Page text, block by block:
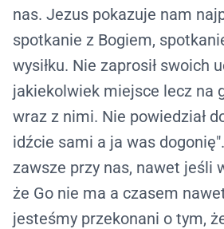
nas. Jezus pokazuje nam
spotkanie z Bogiem,
wysiłku. Nie zaprosił swoich
jakiekolwiek miejsce lecz na
wraz z nimi. Nie powiedział
idźcie sami a ja was
zawsze przy nas, nawet jeśli
że Go nie ma a czasem
jesteśmy przekonani o tym,